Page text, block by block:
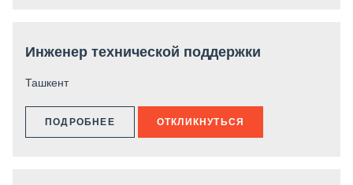
Инженер технической поддержки
Ташкент
ПОДРОБНЕЕ ОТКЛИКНУТЬСЯ